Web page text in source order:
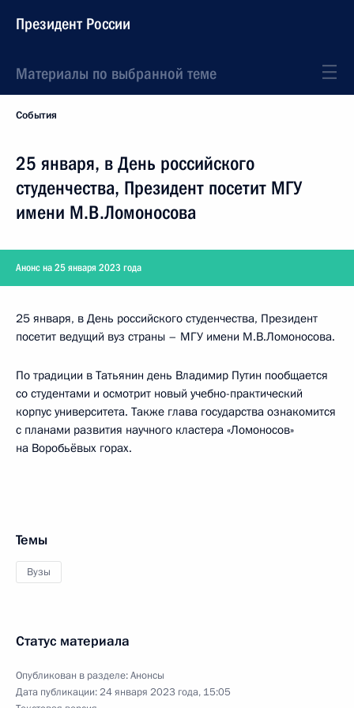
Президент России
Материалы по выбранной теме
События
25 января, в День российского
студенчества, Президент посетит МГУ
имени М.В.Ломоносова
Анонс на 25 января 2023 года
25 января, в День российского студенчества, Президент
посетит ведущий вуз страны – МГУ имени М.В.Ломоносова.
По традиции в Татьянин день Владимир Путин пообщается
со студентами и осмотрит новый учебно-практический
корпус университета. Также глава государства ознакомится
с планами развития научного кластера «Ломоносов»
на Воробьёвых горах.
Темы
Вузы
Статус материала
Опубликован в разделе:Анонсы
Дата публикации:24 января 2023 года, 15:05